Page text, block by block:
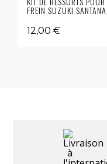
FREIN SUZUKI
12,00 €